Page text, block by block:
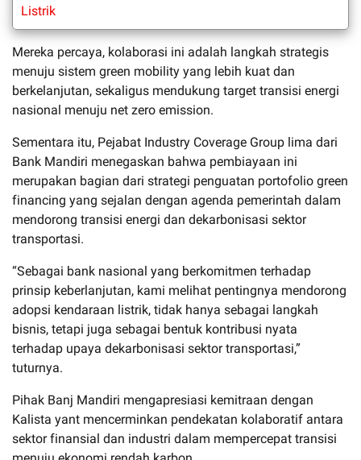
Listrik
Mereka percaya, kolaborasi ini adalah langkah strategis
menuju sistem green mobility yang lebih kuat dan
berkelanjutan, sekaligus mendukung target transisi energi
nasional menuju net zero emission.
Sementara itu, Pejabat Industry Coverage Group lima dari
Bank Mandiri menegaskan bahwa pembiayaan ini
merupakan bagian dari strategi penguatan portofolio green
financing yang sejalan dengan agenda pemerintah dalam
mendorong transisi energi dan dekarbonisasi sektor
transportasi.
“Sebagai bank nasional yang berkomitmen terhadap
prinsip keberlanjutan, kami melihat pentingnya mendorong
adopsi kendaraan listrik, tidak hanya sebagai langkah
bisnis, tetapi juga sebagai bentuk kontribusi nyata
terhadap upaya dekarbonisasi sektor transportasi,”
tuturnya.
Pihak Banj Mandiri mengapresiasi kemitraan dengan
Kalista yant mencerminkan pendekatan kolaboratif antara
sektor finansial dan industri dalam mempercepat transisi